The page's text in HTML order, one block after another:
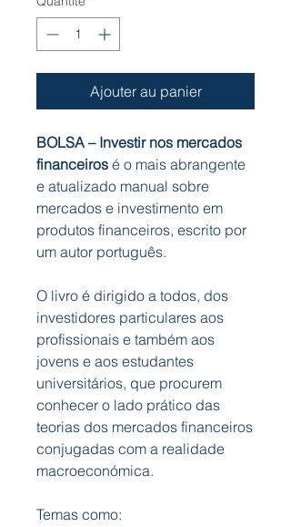
Ajouter au panier
BOLSA – Investir nos mercados
financeiros é o mais abrangente
e atualizado manual sobre
mercados e investimento em
produtos financeiros, escrito por
um autor português.
O livro é dirigido a todos, dos
investidores particulares aos
profissionais e também aos
jovens e aos estudantes
universitários, que procurem
conhecer o lado prático das
teorias dos mercados financeiros
conjugadas com a realidade
macroeconómica.
Temas como: